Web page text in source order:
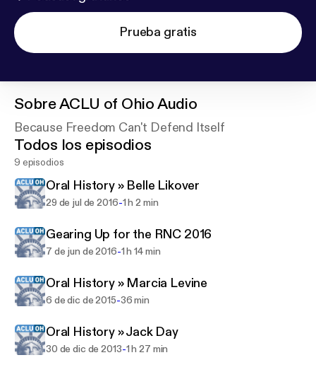
Prueba gratis
SobreACLU of Ohio Audio
Because Freedom Can't Defend Itself
Todos los episodios
9 episodios
Oral History » Belle Likover
29 de jul de 2016-1 h 2 min
Gearing Up for the RNC 2016
7 de jun de 2016-1 h 14 min
Oral History » Marcia Levine
6 de dic de 2015-36 min
Oral History » Jack Day
30 de dic de 2013-1 h 27 min